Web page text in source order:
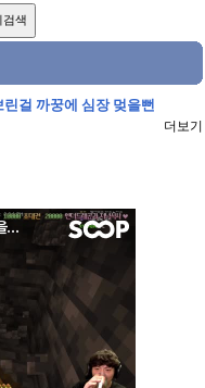
걸 까꿍에 심장 멎을뻔
더보기